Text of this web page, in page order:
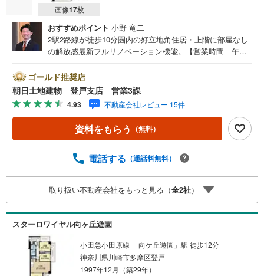
画像17枚
おすすめポイント 小野 竜二
2駅2路線が徒歩10分圏内の好立地角住居・上階に部屋なし
の解放感最新フルリノベーション機能。【営業時間 午前1
ります。人気物件には特にお問い合わせが集中する為、お
早めにお電話ください。『室内・現地見学をする』ボタン
よりご予約をいただくとご見学がスムーズです。【創業42
年】朝日土地建物株式会社は、神奈川県・東京都・埼玉県
の不動産を中心に取り扱っている不動産会社です。おかげ
さまで創業42年の信頼と安心でお客様の住まい探しを全力
ど、お気軽にお問合せください。【とことん納得】当社で
長も同席してご説明させていただきます。
ゴールド推奨店
朝日土地建物 登戸支店 営業3課
4.93 不動産会社レビュー 15件
資料をもらう （無料）
電話する （通話料無料）
取り扱い不動産会社をもっと見る（全2社）
スターロワイヤル向ヶ丘遊園
小田急小田原線 「向ケ丘遊園」駅 徒歩12分
神奈川県川崎市多摩区登戸
1997年12月（築29年）